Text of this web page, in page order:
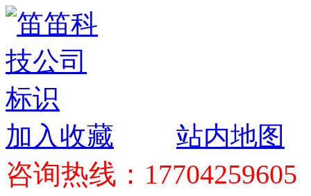
加入收藏 站内地图
咨询热线：17704259605